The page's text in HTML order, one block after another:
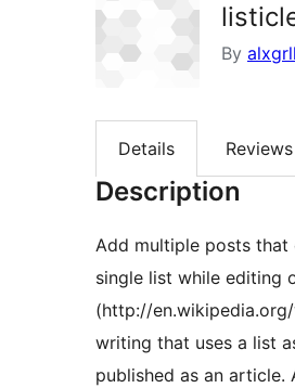
By
Details Reviews
Description
Add multiple posts that
single list while editing only one
(http://en.wikipedia.org/wiki/Listicle). “In journalism and
writing that uses a list
published as an